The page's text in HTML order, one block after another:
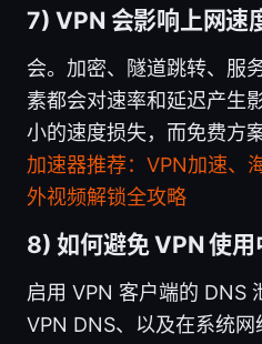
7) VPN 会影响上网速
会。加密、隧道跳转、服
素都会对速率和延迟产生
小的速度损失，而免费方
加速器推荐：VPN加速、
外视频解锁全攻略
8) 如何避免 VPN 使用
启用 VPN 客户端的 DNS
VPN DNS、以及在系统